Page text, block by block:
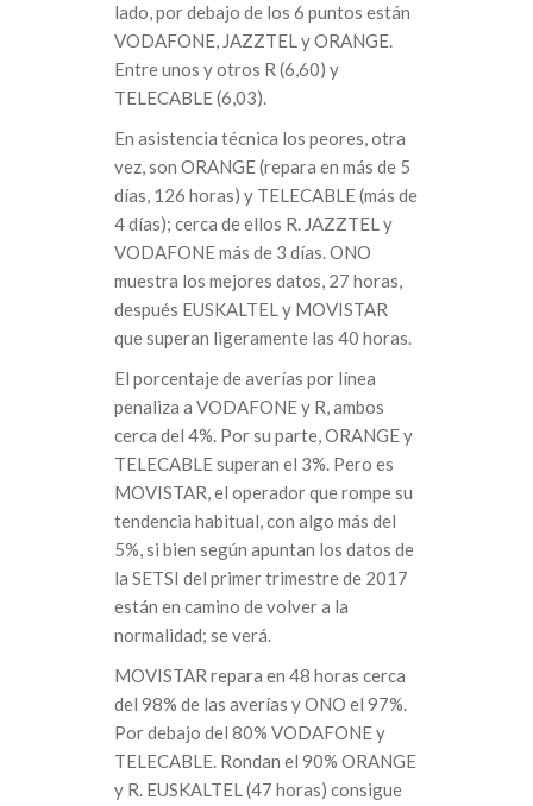
lado, por debajo de los 6 puntos están
VODAFONE, JAZZTEL y ORANGE.
Entre unos y otros R (6,60) y
TELECABLE (6,03).
En asistencia técnica los peores, otra
vez, son ORANGE (repara en más de 5
días, 126 horas) y TELECABLE (más de
4 días); cerca de ellos R. JAZZTEL y
VODAFONE más de 3 días. ONO
muestra los mejores datos, 27 horas,
después EUSKALTEL y MOVISTAR
que superan ligeramente las 40 horas.
El porcentaje de averías por línea
penaliza a VODAFONE y R, ambos
cerca del 4%. Por su parte, ORANGE y
TELECABLE superan el 3%. Pero es
MOVISTAR, el operador que rompe su
tendencia habitual, con algo más del
5%, si bien según apuntan los datos de
la SETSI del primer trimestre de 2017
están en camino de volver a la
normalidad; se verá.
MOVISTAR repara en 48 horas cerca
del 98% de las averías y ONO el 97%.
Por debajo del 80% VODAFONE y
TELECABLE. Rondan el 90% ORANGE
y R. EUSKALTEL (47 horas) consigue